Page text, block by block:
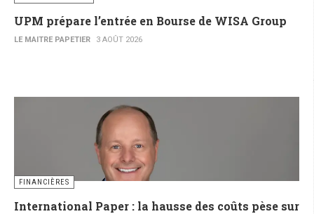
UPM prépare l’entrée en Bourse de WISA Group
LE MAITRE PAPETIER 3 AOÛT 2026
FINANCIÈRES
International Paper : la hausse des coûts pèse sur